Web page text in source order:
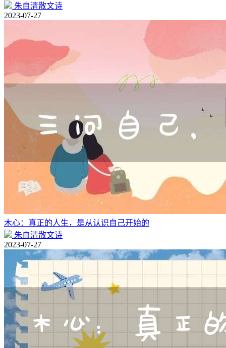
朱自清散文诗
2023-07-27
木心：真正的人生，是从认识自己开始的
朱自清散文诗
2023-07-27